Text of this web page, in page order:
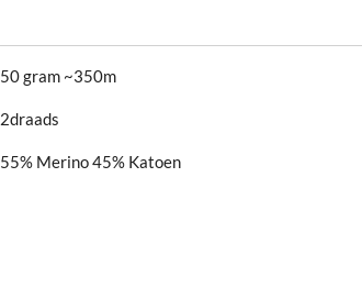
50 gram ~350m
2draads
55% Merino 45% Katoen